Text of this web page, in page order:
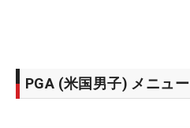
PGA (米国男子) メニュー